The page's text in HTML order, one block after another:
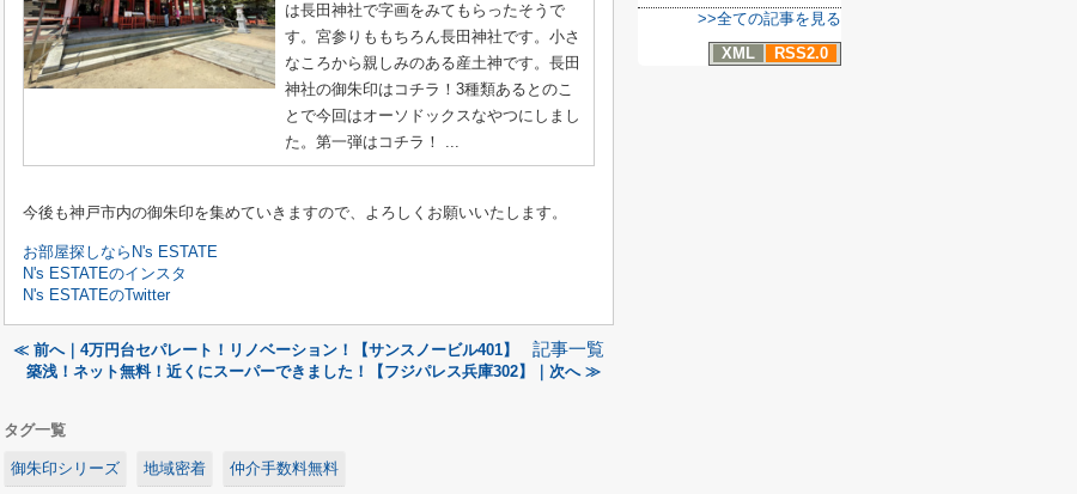
は長田神社で字画をみてもらったそうで
す。宮参りももちろん長田神社です。小さ
なころから親しみのある産土神です。長田
神社の御朱印はコチラ！3種類あるとのこ
とで今回はオーソドックスなやつにしまし
た。第一弾はコチラ！ ...
今後も神戸市内の御朱印を集めていきますので、よろしくお願いいたします。
お部屋探しならN's ESTATE
N's ESTATEのインスタ
N's ESTATEのTwitter
≪ 前へ｜4万円台セパレート！リノベーション！【サンスノービル401】 記事一覧
築浅！ネット無料！近くにスーパーできました！【フジパレス兵庫302】｜次へ ≫
タグ一覧
御朱印シリーズ 地域密着 仲介手数料無料
>>全ての記事を見る
XML
RSS2.0